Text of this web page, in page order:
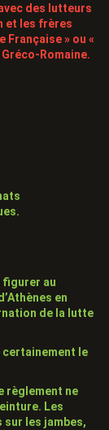
des lutteurs
et les frères
Française » ou «
Romaine.
figurer au
en
de la lutte
certainement le
règlement ne
. Les
sur les jambes,